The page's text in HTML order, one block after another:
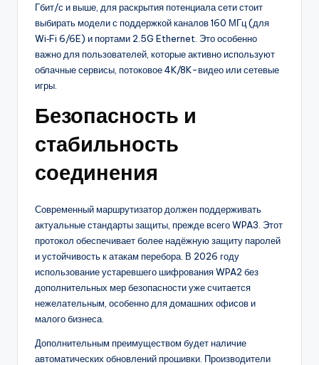
Гбит/с и выше, для раскрытия потенциала сети стоит
выбирать модели с поддержкой каналов 160 МГц (для
Wi‑Fi 6/6E) и портами 2.5G Ethernet. Это особенно
важно для пользователей, которые активно используют
облачные сервисы, потоковое 4K/8K-видео или сетевые
игры.
Безопасность и
стабильность
соединения
Современный маршрутизатор должен поддерживать
актуальные стандарты защиты, прежде всего WPA3. Этот
протокол обеспечивает более надёжную защиту паролей
и устойчивость к атакам перебора. В 2026 году
использование устаревшего шифрования WPA2 без
дополнительных мер безопасности уже считается
нежелательным, особенно для домашних офисов и
малого бизнеса.
Дополнительным преимуществом будет наличие
автоматических обновлений прошивки. Производители